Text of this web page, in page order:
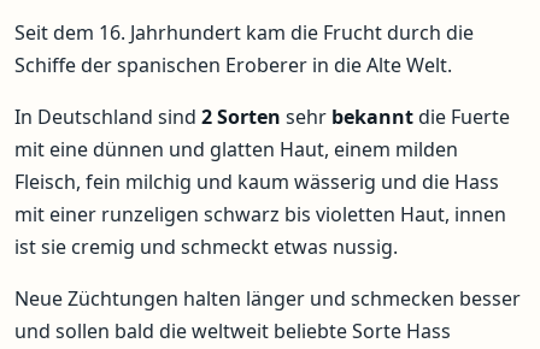
Seit dem 16. Jahrhundert kam die Frucht durch die
Schiffe der spanischen Eroberer in die Alte Welt.
In Deutschland sind 2 Sorten sehr bekanntdie Fuerte
mit eine dünnen und glatten Haut, einem milden
Fleisch, fein milchig und kaum wässerig und die Hass
mit einer runzeligen schwarz bis violetten Haut, innen
ist sie cremig und schmeckt etwas nussig.
Neue Züchtungen halten länger und schmecken besser
und sollen bald die weltweit beliebte Sorte Hass